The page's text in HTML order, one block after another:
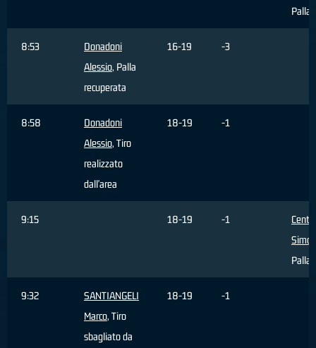
Palla
8:53
Donadoni
Alessio, Palla
recuperata
16-19 -3
8:58
Donadoni
Alessio, Tiro
realizzato
dall'area
18-19 -1
9:15 18-19 -1
Palla
9:32
SANTIANGELI
Marco, Tiro
sbagliato da
18-19 -1